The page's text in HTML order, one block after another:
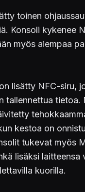
toinen
Konsoli kykenee
myös aiempaa
lisätty NFC-siru,
tallennettua tietoa.
kestoa on
tukevat myös
lisäksi laitteensa
kuorilla.